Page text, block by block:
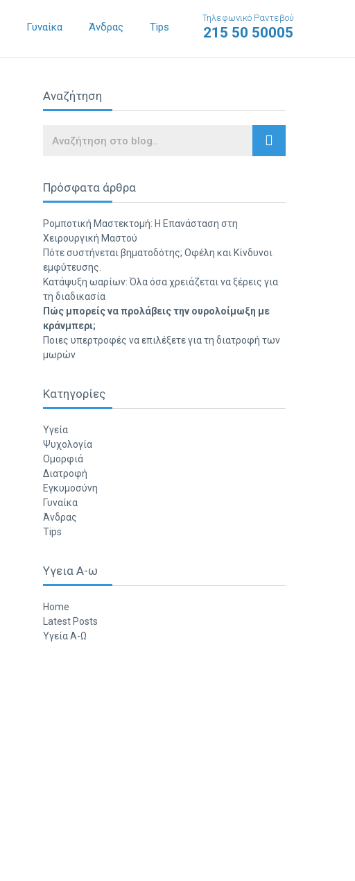
Γυναίκα Άνδρας Tips
Τηλεφωνικό Ραντεβού
215 50 50005
Αναζήτηση
Search
Πρόσφατα άρθρα
Ρομποτική Μαστεκτομή: Η Επανάσταση στη
Χειρουργική Μαστού
Πότε συστήνεται βηματοδότης; Οφέλη και Κίνδυνοι
εμφύτευσης.
Κατάψυξη ωαρίων: Όλα όσα χρειάζεται να ξέρεις για
τη διαδικασία
Πώς μπορείς να προλάβεις την ουρολοίμωξη με
κράνμπερι;
Ποιες υπερτροφές να επιλέξετε για τη διατροφή των
μωρών
Κατηγορίες
Υγεία
Ψυχολογία
Ομορφιά
Διατροφή
Εγκυμοσύνη
Γυναίκα
Άνδρας
Tips
Υγεια Α-ω
Home
Latest Posts
Υγεία Α-Ω